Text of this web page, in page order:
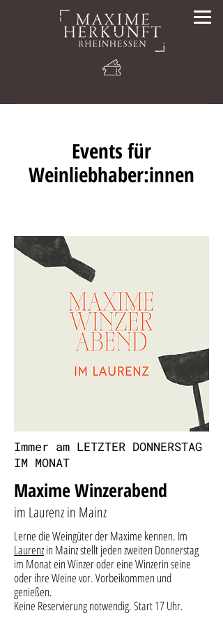
Events für
Weinliebhaber:innen
Immer am LETZTER DONNERSTAG
IM MONAT
Maxime Winzerabend
im Laurenz in Mainz
Lerne die Weingüter der Maxime kennen. Im
Laurenzin Mainz stellt jeden zweiten Donnerstag
im Monat ein Winzer oder eine Winzerin seine
oder ihre Weine vor. Vorbeikommen und
genießen.
Keine Reservierung notwendig. Start 17 Uhr.